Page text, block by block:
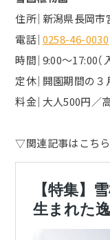
住所｜新潟県長岡
電話｜ 0258-46-0030
時間｜9:00～17:00
定休｜開園期間の
料金｜大人500円／
▽関連記事はこちら